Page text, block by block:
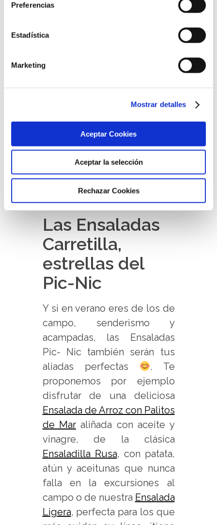
privacidad.
Preferencias
Estadística
Marketing
Mostrar detalles
Aceptar Cookies
Aceptar la selección
Rechazar Cookies
con Jamón
delicioso aliño de vinagreta.
ensaladas mientras disfrutas
de las olas del mar!
Las Ensaladas
Carretilla,
estrellas del
Pic-Nic
Y si en verano eres de los de
campo, senderismo y
acampadas, las Ensaladas
Pic- Nic también serán tus
aliadas perfectas
. Te
proponemos por ejemplo
disfrutar de una deliciosa
Ensalada de Arroz con Palitos
de Maraliñada con aceite y
vinagre, de la clásica
Ensaladilla Rusa, con patata,
atún y aceitunas que nunca
falla en la excursiones al
campo o de nuestra Ensalada
Ligera, perfecta para los que